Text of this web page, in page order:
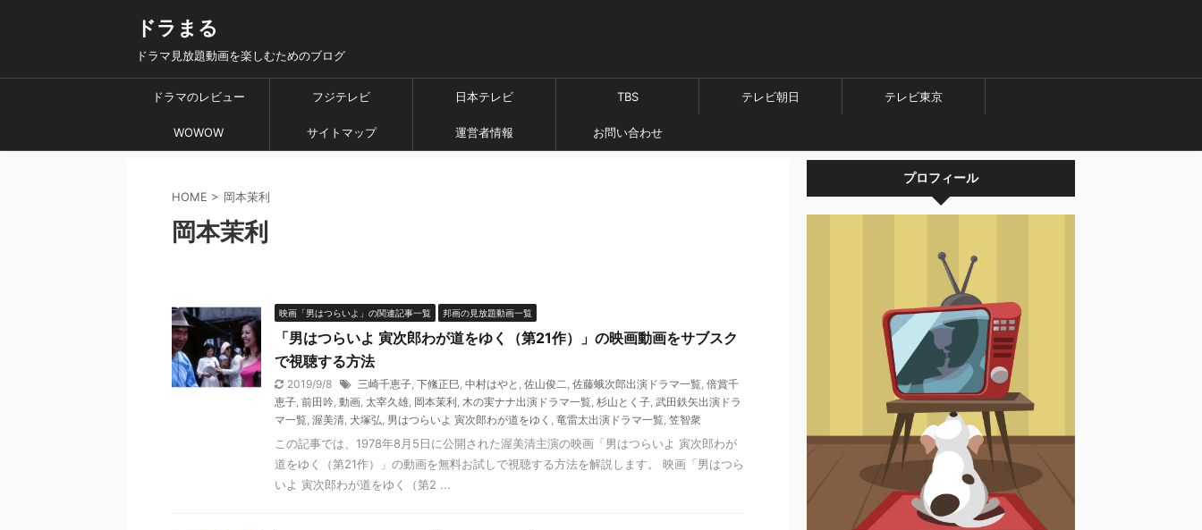
ドラまる
ドラマ見放題動画を楽しむためのブログ
ドラマのレビュー フジテレビ 日本テレビ TBS テレビ朝日 テレビ東京
WOWOW サイトマップ 運営者情報 お問い合わせ
HOME > 岡本茉利
岡本茉利
映画「男はつらいよ」の関連記事一覧 邦画の見放題動画一覧
「男はつらいよ 寅次郎わが道をゆく（第21作）」の映画動画をサブスク
で視聴する方法
2019/9/8 三崎千恵子, 下絛正巳, 中村はやと , 佐山俊二, 佐藤蛾次郎出演ドラマ一覧, 倍賞千
恵子, 前田吟, 動画, 太宰久雄, 岡本茉利, 木の実ナナ出演ドラマ一覧, 杉山とく子, 武田鉄矢出演ドラ
マ一覧, 渥美清, 犬塚弘, 男はつらいよ 寅次郎わが道をゆく , 竜雷太出演ドラマ一覧, 笠智衆
この記事では、1978年8月5日に公開された渥美清主演の映画「男はつらいよ 寅次郎わが
道をゆく（第21作）」の動画を無料お試しで視聴する方法を解説します。 映画「男はつら
いよ 寅次郎わが道をゆく（第2 ...
プロフィール